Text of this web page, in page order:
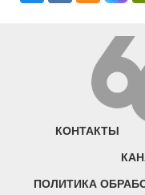
КОНТАКТЫ
ПОЛИТИКА